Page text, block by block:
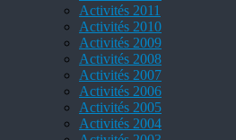
Activités 2011
Activités 2010
Activités 2009
Activités 2008
Activités 2007
Activités 2006
Activités 2005
Activités 2004